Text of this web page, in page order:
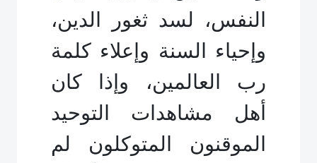
النفس، لسد ثغور الدين،
وإحياء السنة وإعلاء كلمة
رب العالمين، وإذا كان
أهل مشاهدات التوحيد
الموقنون المتوكلون لم